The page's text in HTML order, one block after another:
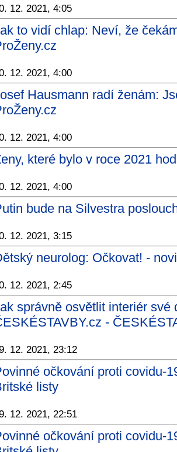
12. 2021, 4:05
to vidí chlap: Neví, že
12. 2021, 4:00
Hausmann radí ženám:
12. 2021, 4:00
které bylo v roce 2021
12. 2021, 4:00
bude na Silvestra
12. 2021, 3:15
neurolog: Očkovat! -
12. 2021, 2:45
správně osvětlit interiér své
-
12. 2021, 23:12
očkování proti covidu-
listy
12. 2021, 22:51
očkování proti covidu-